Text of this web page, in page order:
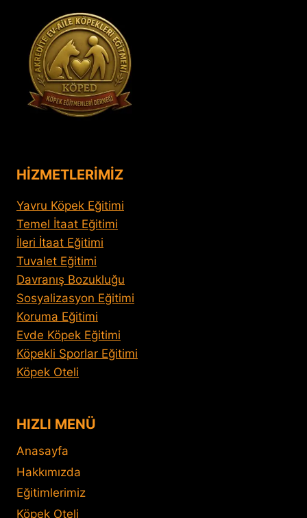
HİZMETLERİMİZ
Yavru Köpek Eğitimi
Temel İtaat Eğitimi
İleri İtaat Eğitimi
Tuvalet Eğitimi
Davranış Bozukluğu
Sosyalizasyon Eğitimi
Koruma Eğitimi
Evde Köpek Eğitimi
Köpekli Sporlar Eğitimi
Köpek Oteli
HIZLI MENÜ
Anasayfa
Hakkımızda
Eğitimlerimiz
Köpek Oteli